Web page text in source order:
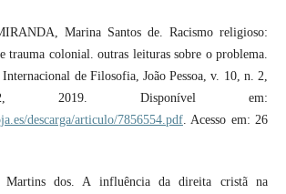
Marina Santos de. Racismo religioso:
trauma colonial. outras leituras sobre o problema.
de Filosofia, João Pessoa, v. 10, n. 2,
2019. Disponível em:
descarga/articulo/7856554.pdf. Acesso em: 26
Martins dos. A influência da direita cristã na